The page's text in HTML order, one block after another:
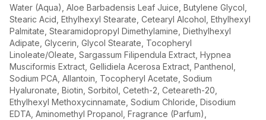
Water (Aqua), Aloe Barbadensis Leaf Juice, Butylene Glycol,
Stearic Acid, Ethylhexyl Stearate, Cetearyl Alcohol, Ethylhexyl
Palmitate, Stearamidopropyl Dimethylamine, Diethylhexyl
Adipate, Glycerin, Glycol Stearate, Tocopheryl
Linoleate/Oleate, Sargassum Filipendula Extract, Hypnea
Musciformis Extract, Gellidiela Acerosa Extract, Panthenol,
Sodium PCA, Allantoin, Tocopheryl Acetate, Sodium
Hyaluronate, Biotin, Sorbitol, Ceteth-2, Ceteareth-20,
Ethylhexyl Methoxycinnamate, Sodium Chloride, Disodium
EDTA, Aminomethyl Propanol, Fragrance (Parfum),